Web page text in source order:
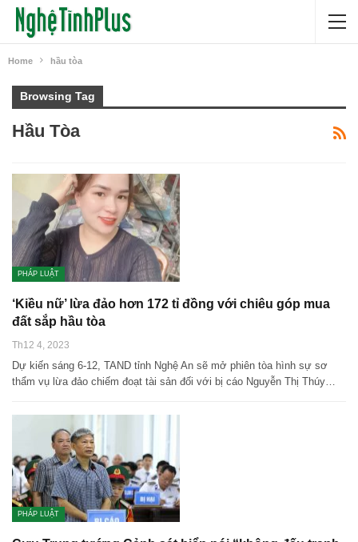
Home hầu tòa
Browsing Tag
Hầu Tòa
PHÁP LUẬT
‘Kiều nữ’ lừa đảo hơn 172 tỉ đồng với chiêu góp mua
đất sắp hầu tòa
Th12 4, 2023
Dự kiến sáng 6-12, TAND tỉnh Nghệ An sẽ mở phiên tòa hình sự sơ
thẩm vụ lừa đảo chiếm đoạt tài sản đối với bị cáo Nguyễn Thị Thúy…
PHÁP LUẬT